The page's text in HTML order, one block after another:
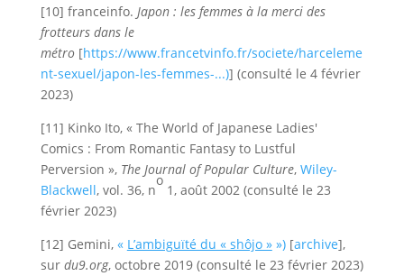
[10] franceinfo. Japon : les femmes à la merci des
frotteurs dans le
métro [https://www.francetvinfo.fr/societe/harceleme
nt-sexuel/japon-les-femmes-...)] (consulté le 4 février
2023)
[11] Kinko Ito, « The World of Japanese Ladies'
Comics : From Romantic Fantasy to Lustful
Perversion », The Journal of Popular Culture, Wiley-
Blackwell, vol. 36, n
o
1,‎ août 2002 (consulté le 23
février 2023)
[12] Gemini, « L’ambiguïté du « shôjo »»)[archive],
sur du9.org, octobre 2019 (consulté le 23 février 2023)